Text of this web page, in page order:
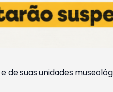
de suas unidades